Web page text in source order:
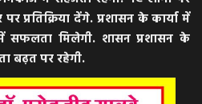
प्रतिक्रिया देंगे. प्रशासन के कार्या में
सफलता मिलेगी. शासन प्रशासन के
बढ़त पर रहेगी.